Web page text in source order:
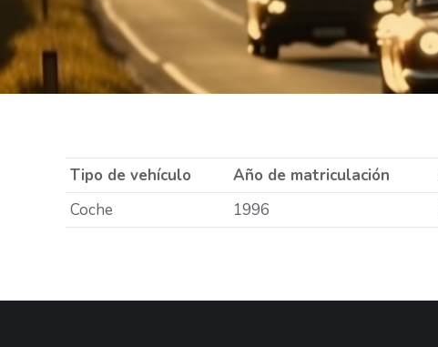
Tipo de vehículo Año de matriculación
Coche
1996